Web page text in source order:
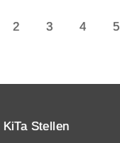
2 3 4 5
Stellen